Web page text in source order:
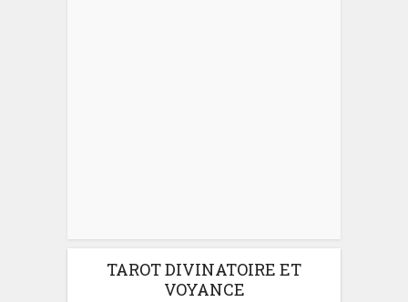
TAROT DIVINATOIRE ET
VOYANCE